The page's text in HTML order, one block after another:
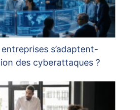
s’adaptent-
des cyberattaques ?